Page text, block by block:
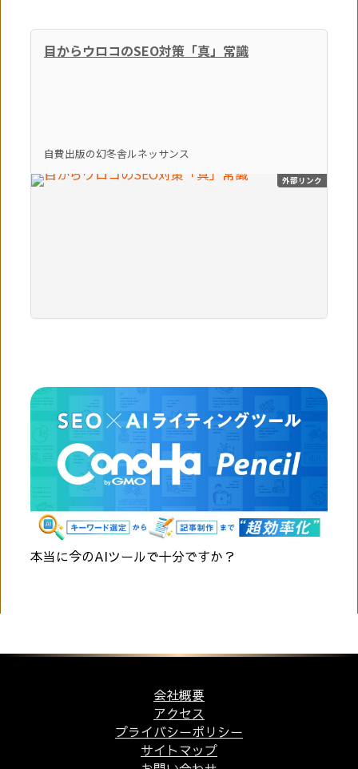
目からウロコのSEO対策「真」常識
自費出版の幻冬舎ルネッサンス
外部リンク
本当に今のAIツールで十分ですか？
会社概要
アクセス
プライバシーポリシー
サイトマップ